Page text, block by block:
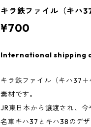
キラ鉄ファイル（キハ
¥700
International shipping
キラ鉄ファイル（キハ37
素材です。
JR東日本から譲渡され、
名車キハ37とキハ38のデザ